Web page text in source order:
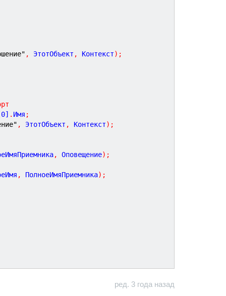
, ЭтотОбъект , Контекст) ;
0] . Имя ;
, ЭтотОбъект , Контекст) ;
, Оповещение) ;
, ПолноеИмяПриемника) ;
ред. 3 года назад